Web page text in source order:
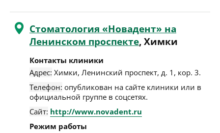
Стоматология «Новадент» на
Ленинском проспекте, Химки
Контакты клиники
Адрес: Химки, Ленинский проспект, д. 1, кор. 3.
Телефон: опубликован на сайте клиники или в
официальной группе в соцсетях.
Сайт: http://www.novadent.ru
Режим работы